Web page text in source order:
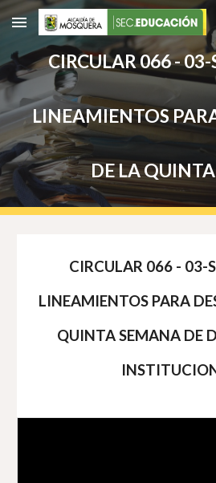
Skip to main content
CIRCULAR 066 -
LINEAMIENTOS
DE LA
CIRCULAR 066 - 03-
LINEAMIENTOS PARA
QUINTA SEMANA DE